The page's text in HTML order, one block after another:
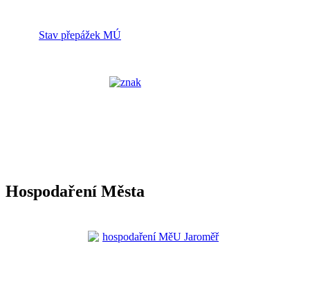
Stav přepážek MÚ
Hospodaření Města